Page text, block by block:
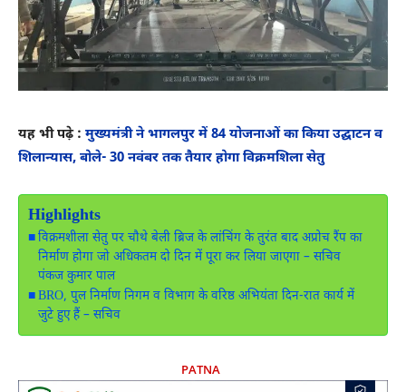
यह भी पढ़े : मुख्यमंत्री ने भागलपुर में 84 योजनाओं का किया उद्घाटन व
शिलान्यास, बोले- 30 नवंबर तक तैयार होगा विक्रमशिला सेतु
Highlights
विक्रमशीला सेतु पर चौथे बेली ब्रिज के लांचिंग के तुरंत बाद अप्रोच रैंप का
निर्माण होगा जो अधिकतम दो दिन में पूरा कर लिया जाएगा – सचिव
पंकज कुमार पाल
BRO, पुल निर्माण निगम व विभाग के वरिष्ठ अभियंता दिन-रात कार्य में
जुटे हुए हैं – सचिव
PATNA